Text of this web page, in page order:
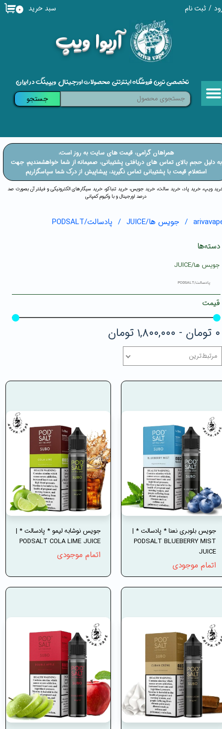
/ ثبت نام
حساب کاربری من
خروج از حساب کاربری
​آریوا ویپ
۰ سبد خرید
تخصصی ترین فروشگاه اینترنتی محصولات اورجینال ویپینگ در ایران
جستجو
جویس ها/JUICE پادسالت/PODSALT
دسته‌ها
جویس ها/JUICE
پادسالت/PODSALT
قیمت
۰ تومان - ۱,۸۰۰,۰۰۰ تومان
مرتبط‌ترین
جویس بلوبری نعنا * پادسالت * |
PODSALT BLUEBERRY MIST
JUICE
اتمام موجودی
جویس نوشابه لیمو * پادسالت * |
PODSALT COLA LIME JUICE
اتمام موجودی
ویپ، خرید پاد، خرید سالت، خرید جویس، خرید تنباکو، خرید سیگارهای الکترونیکی و فیلتر آن بصورت صد
درصد اورجینال و با وکیوم کمپانی
​​همراهان گرامی، قیمت های سایت به روز است،
​​​​​​​به دلیل حجم بالای تماس های دریافتی پشتیبانی، صمیمانه از شما خواهشمندیم، جهت
استعلام قیمت با پشتیبانی تماس نگیرید، پیشاپیش از درک شما سپاسگزاریم